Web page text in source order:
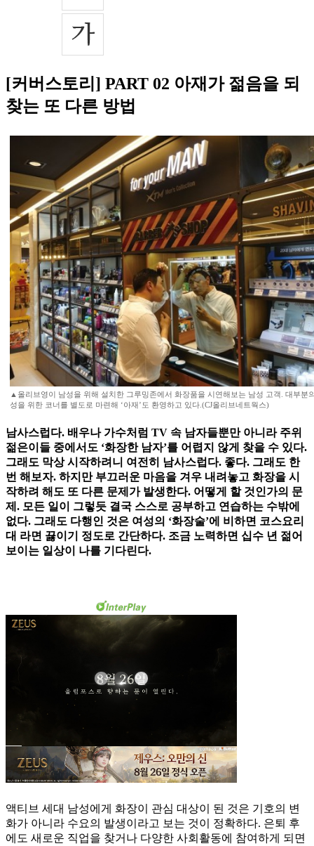
[커버스토리] PART 02 아재가 젊음을 되
찾는 또 다른 방법
▲올리브영이 남성을 위해 설치한 그루밍존에서 화장품을 시연해보는 남성 고객. 대부분
성을 위한 코너를 별도로 마련해 ‘아재’도 환영하고 있다.(CJ올리브네트웍스)
남사스럽다. 배우나 가수처럼 TV 속 남자들뿐만 아니라 주위
젊은이들 중에서도 ‘화장한 남자’를 어렵지 않게 찾을 수 있다.
그래도 막상 시작하려니 여전히 남사스럽다. 좋다. 그래도 한
번 해보자. 하지만 부끄러운 마음을 겨우 내려놓고 화장을 시
작하려 해도 또 다른 문제가 발생한다. 어떻게 할 것인가의 문
제. 모든 일이 그렇듯 결국 스스로 공부하고 연습하는 수밖에
없다. 그래도 다행인 것은 여성의 ‘화장술’에 비하면 코스요리
대 라면 끓이기 정도로 간단하다. 조금 노력하면 십수 년 젊어
보이는 일상이 나를 기다린다.
액티브 세대 남성에게 화장이 관심 대상이 된 것은 기호의 변
화가 아니라 수요의 발생이라고 보는 것이 정확하다. 은퇴 후
에도 새로운 직업을 찾거나 다양한 사회활동에 참여하게 되면